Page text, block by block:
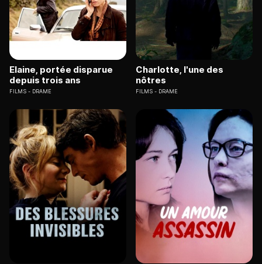
Elaine, portée disparue
depuis trois ans
FILMS DRAME
Charlotte, l'une des
nôtres
FILMS DRAME